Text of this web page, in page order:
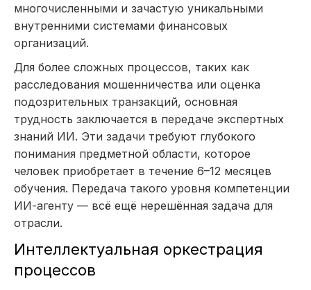
многочисленными и зачастую уникальными
внутренними системами финансовых
организаций.
Для более сложных процессов, таких как
расследования мошенничества или оценка
подозрительных транзакций, основная
трудность заключается в передаче экспертных
знаний ИИ. Эти задачи требуют глубокого
понимания предметной области, которое
человек приобретает в течение 6–12 месяцев
обучения. Передача такого уровня компетенции
ИИ-агенту — всё ещё нерешённая задача для
отрасли.
Интеллектуальная оркестрация
процессов